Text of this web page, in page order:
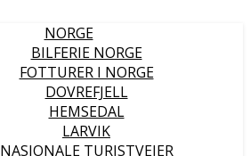
NORGE
BILFERIE NORGE
FOTTURER I NORGE
DOVREFJELL
HEMSEDAL
LARVIK
NASJONALE TURISTVEIER